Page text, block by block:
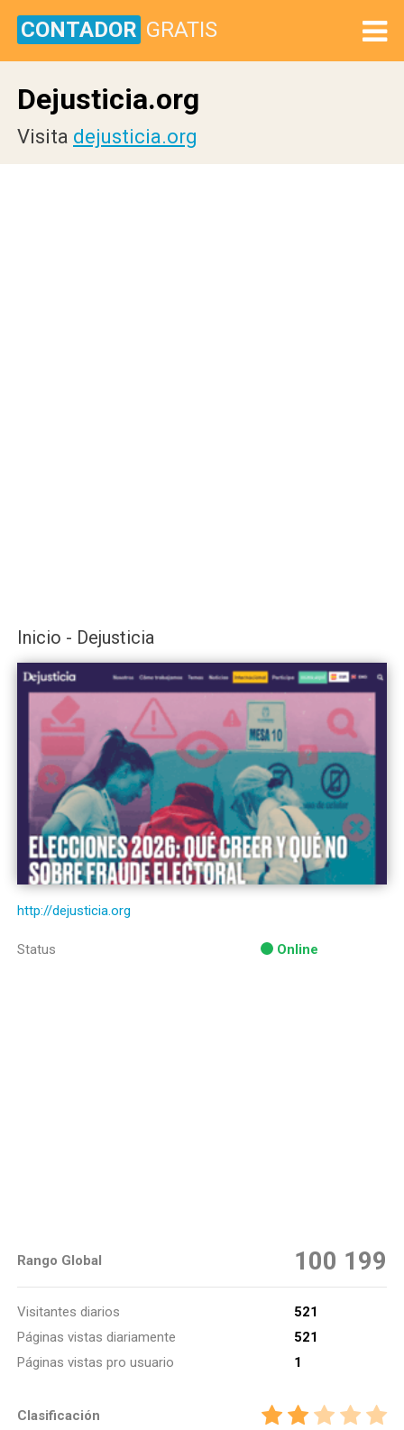
CONTADOR GRATIS
Dejusticia.org
Visita dejusticia.org
Inicio - Dejusticia
http://dejusticia.org
Status Online
Rango Global 100 199
Visitantes diarios
521
Páginas vistas diariamente
521
Páginas vistas pro usuario
1
Clasificación